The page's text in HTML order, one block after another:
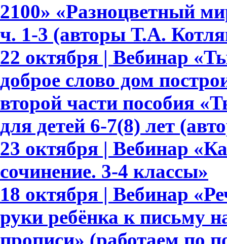
2100» «Разноцветный
ч. 1-3 (авторы Т.А.
22 октября | Вебинар
доброе слово дом
второй части пособия
для детей 6-7(8) лет
23 октября | Вебинар
сочинение. 3-4 классы»
18 октября | Вебинар
руки ребёнка к письму